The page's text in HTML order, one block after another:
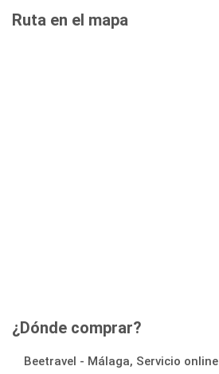
Ruta en el mapa
¿Dónde comprar?
Beetravel - Málaga, Servicio online